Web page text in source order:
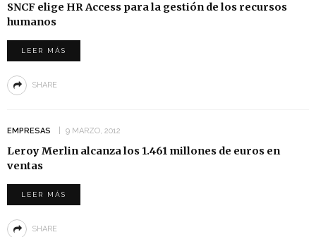
SNCF elige HR Access para la gestión de los recursos
humanos
LEER MÁS
SHARE
EMPRESAS 9 MARZO, 2012
Leroy Merlin alcanza los 1.461 millones de euros en
ventas
LEER MÁS
SHARE